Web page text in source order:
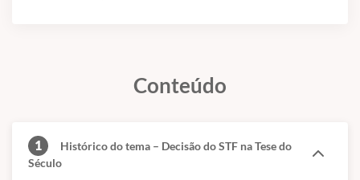
Conteúdo
1
Histórico do tema – Decisão do STF na Tese do
Século